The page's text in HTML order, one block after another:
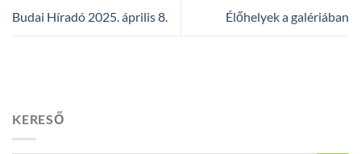
Budai Híradó 2025. április 8. Élőhelyek a galériában
KERESŐ